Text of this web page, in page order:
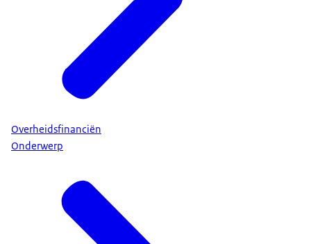
Overheidsfinanciën
Onderwerp